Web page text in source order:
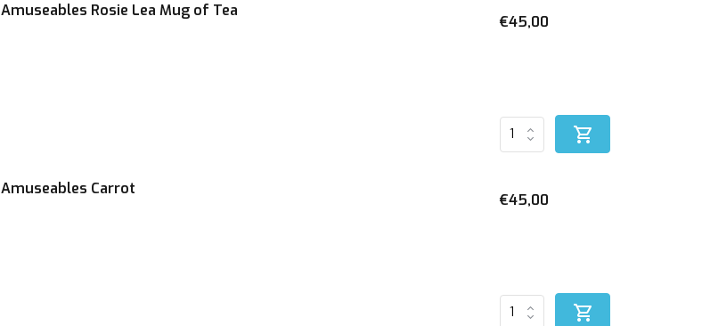
Amuseables Rosie Lea Mug of Tea
€45,00
Amuseables Carrot
€45,00